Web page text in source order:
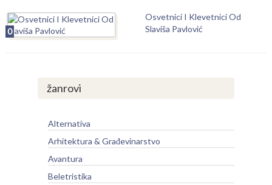
0
Osvetnici I Klevetnici Od
Slaviša Pavlović
žanrovi
Alternativa
Arhitektura & Građevinarstvo
Avantura
Beletristika